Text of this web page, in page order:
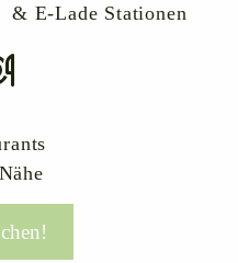
& E-Lade Stationen